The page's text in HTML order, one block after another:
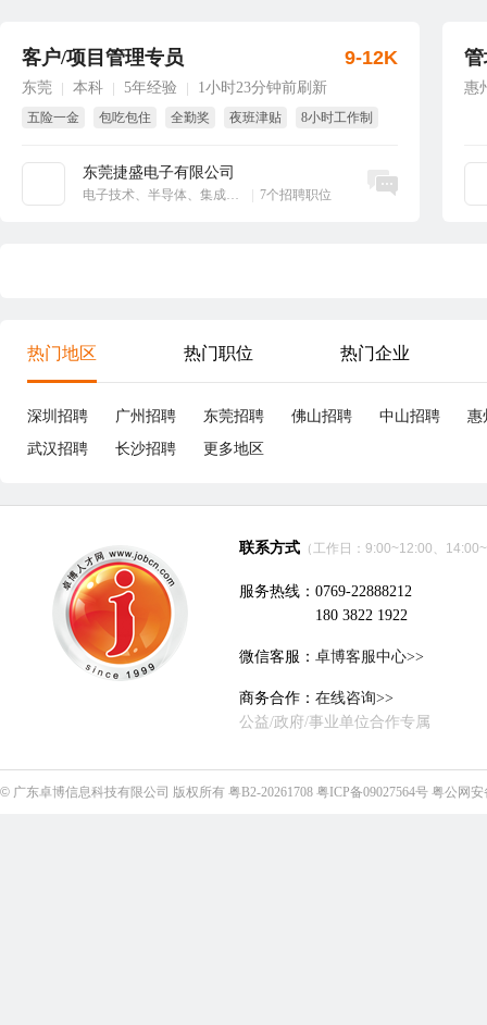
客户/项目管理专员
东莞 本科 5年经验 1小时23分钟前刷新
五险一金 包吃包住 全勤奖 夜班津贴
8小时工作制
东莞捷盛电子有限公司
电子技术、半导体、集成电路 7个招聘职位
9-12K
立即沟通
惠
热门地区 热门职位 热门企业
深圳招聘 广州招聘 东莞招聘 佛山招聘 中山招聘
惠
武汉招聘
长沙招聘 更多地区
联系方式 （工作日：9:00~12:00、
服务热线：0769-22888212
180 3822 1922
微信客服： 卓博客服中心>>
商务合作： 在线咨询>>
公益/政府/事业单位合作专属
© 广东卓博信息科技有限公司 版权所有 粤B2-20261708 粤ICP备09027564号 粤公网安